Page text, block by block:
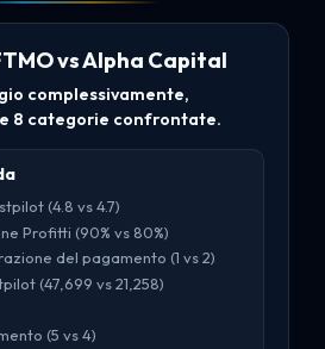
vs Alpha Capital
complessivamente,
8 categorie confrontate.
(4.8 vs 4.7)
Profitti (90% vs 80%)
del pagamento (1 vs 2)
(47,699 vs 21,258)
(5 vs 4)